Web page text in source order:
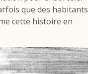
que des habitants
cette histoire en